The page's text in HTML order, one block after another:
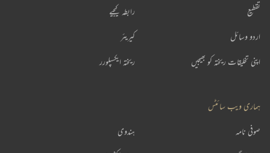
تقطیع
اردو وسائل
اپنی تخلیقات ریختہ کو بھیجیں
رابطہ کیجیے
کیریئر
ریختہ ایکسپلورر
ہماری ویب سائٹس
ہندوی صوفی نامہ